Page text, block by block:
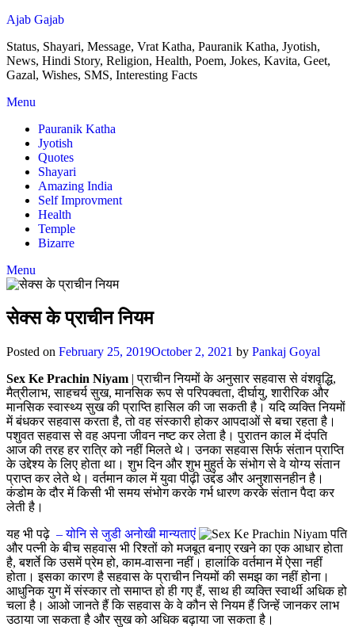
Ajab Gajab
Status, Shayari, Message, Vrat Katha, Pauranik Katha, Jyotish,
News, Hindi Story, Religion, Health, Poem, Jokes, Kavita, Geet,
Gazal, Wishes, SMS, Interesting Facts
Menu
Pauranik Katha
Jyotish
Quotes
Shayari
Amazing India
Self Improvment
Health
Temple
Bizarre
Menu
सेक्स के प्राचीन नियम
Posted on February 25, 2019October 2, 2021 by Pankaj Goyal
Sex Ke Prachin Niyam | प्राचीन नियमों के अनुसार सहवास से वंशवृद्धि,
मैत्रीलाभ, साहचर्य सुख, मानसिक रूप से परिपक्वता, दीर्घायु, शारीरिक और
मानसिक स्वास्थ्य सुख की प्राप्ति हासिल की जा सकती है। यदि व्यक्ति नियमों
में बंधकर सहवास करता है, तो वह संस्कारी होकर आपदाओं से बचा रहता है।
पशुवत सहवास से वह अपना जीवन नष्ट कर लेता है। पुरातन काल में दंपति
आज की तरह हर रात्रि को नहीं मिलते थे। उनका सहवास सिर्फ संतान प्राप्ति
के उद्देश्य के लिए होता था। शुभ दिन और शुभ मुहुर्त के संभोग से वे योग्य संतान
प्राप्त कर लेते थे। वर्तमान काल में युवा पीढ़ी उद्दंड और अनुशासनहीन है।
कंडोम के दौर में किसी भी समय संभोग करके गर्भ धारण करके संतान पैदा कर
लेती है।
यह भी पढ़े – योनि से जुडी अनोखी मान्यताएं
पति
और पत्नी के बीच सहवास भी रिश्तों को मजबूत बनाए रखने का एक आधार होता
है, बशर्ते कि उसमें प्रेम हो, काम-वासना नहीं। हालांकि वर्तमान में ऐसा नहीं
होता। इसका कारण है सहवास के प्राचीन नियमों की समझ का नहीं होना।
आधुनिक युग में संस्कार तो समाप्त हो ही गए हैं, साथ ही व्यक्ति स्वार्थी अधिक हो
चला है। आओ जानते हैं कि सहवास के वे कौन से नियम हैं जिन्हें जानकर लाभ
उठाया जा सकता है और सुख को अधिक बढ़ाया जा सकता है।